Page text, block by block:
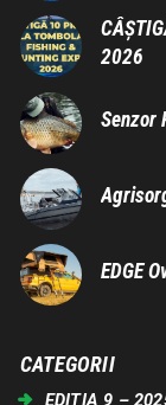
2026
Senzor
EDGE
CATEGORII
EDITIA 9 –